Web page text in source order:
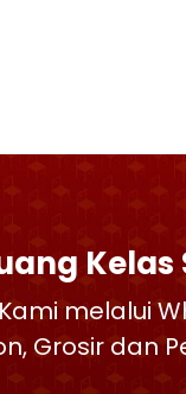
Kelas
melalui
Grosir dan